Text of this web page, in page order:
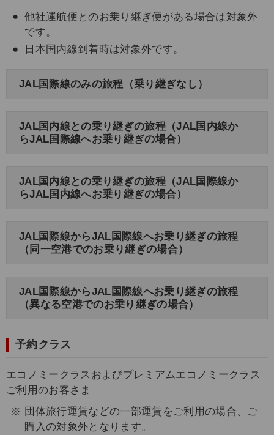
他社運航便とのお乗り継ぎ便がある場合は対象外
です。
日本国内線到着時は対象外です。
JAL国際線のみの旅程（乗り継ぎなし）
JAL国内線との乗り継ぎの旅程（JAL国内線か
らJAL国際線へお乗り継ぎの場合）
JAL国内線との乗り継ぎの旅程（JAL国際線か
らJAL国内線へお乗り継ぎの場合）
JAL国際線からJAL国際線へお乗り継ぎの旅程
（同一空港でのお乗り継ぎの場合）
JAL国際線からJAL国際線へお乗り継ぎの旅程
（異なる空港でのお乗り継ぎの場合）
予約クラス
エコノミークラスおよびプレミアムエコノミークラス
ご利用のお客さま
団体旅行運賃などの一部運賃をご利用の場合、ご
購入の対象外となります。